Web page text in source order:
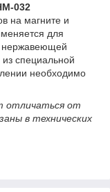
032
на магните и
для
нержавеющей
специальной
необходимо
отличаться от
в технических